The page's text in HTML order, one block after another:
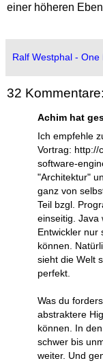
einer höheren
Ralf Westphal - One
32 Kommentare:
Achim hat
Ich empfehle
Vortrag: http://
software-
"Architektur"
ganz von
Teil bzgl.
einseitig. Java
Entwickler nur
können.
sieht die Welt
perfekt.
Was du
abstraktere
können. In
schwer bis
weiter. Und